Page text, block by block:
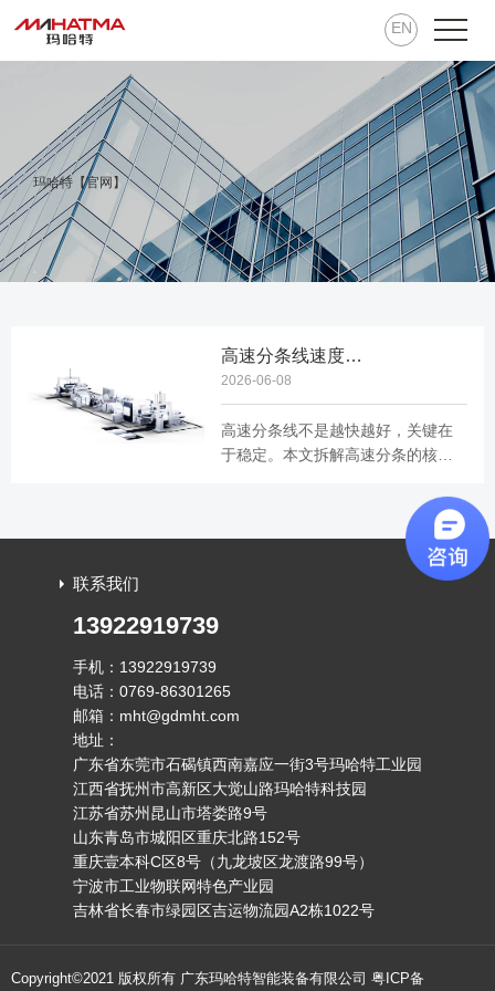
EN
玛哈特【官网】
高速分条线速度有多快？分条线每分钟 250 米是怎么做到的
2026-06-08
高速分条线不是越快越好，关键在
于稳定。本文拆解高速分条的核心
间隙，帮你搞清什么样的分条速度...
联系我们
13922919739
手机：13922919739
电话：0769-86301265
邮箱：mht@gdmht.com
地址：
广东省东莞市石碣镇西南嘉应一街3号玛哈特工业园
江西省抚州市高新区大觉山路玛哈特科技园
江苏省苏州昆山市塔娄路9号
山东青岛市城阳区重庆北路152号
重庆壹本科C区8号（九龙坡区龙渡路99号）
宁波市工业物联网特色产业园
吉林省长春市绿园区吉运物流园A2栋1022号
Copyright©2021 版权所有 广东玛哈特智能装备有限公司 粤ICP备